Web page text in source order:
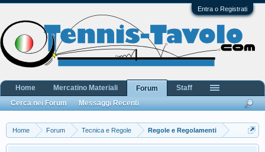
Entra o Registrati
Home Forum Tecnica e Regole Regole e Regolamenti
Home Mercatino Materiali
Forum
Cerca nei Forum
Messaggi Recenti
Staff